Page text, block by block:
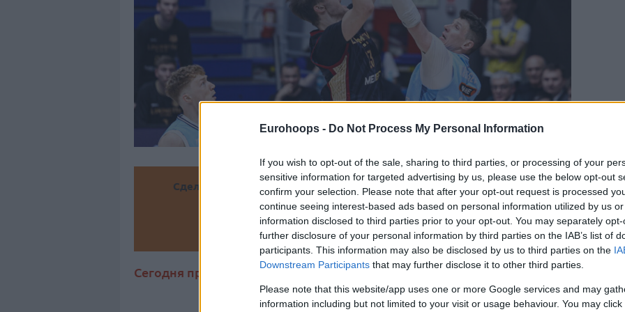
Eurohoops - Do Not Process My Personal Information
If you wish to opt-out of the sale, sharing to third parties, or processing of your
sensitive information for targeted advertising by us, please use the below opt-out
confirm your selection. Please note that after your opt-out request is processed
continue seeing interest-based ads based on personal information utilized by us
information disclosed to third parties prior to your opt-out. You may separately
further disclosure of your personal information by third parties on the IAB’s list of
participants. This information may also be disclosed by us to third parties on the
Downstream Participants that may further disclose it to other third parties.
Please note that this website/app uses one or more Google services and may
information including but not limited to your visit or usage behaviour. You may
Сделайте
Своим Главным Источником Новостей о
Баскетболе.
Добавьте Eurohoops в Google
Сегодня прошел матч серии за третье место Единой Лиги ВТБ.
Eurohoops team/